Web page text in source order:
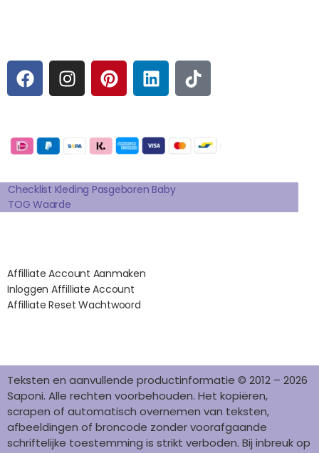
F
A
C
B
O
O
K
I
N
S
A
R
A
M
P
I
N
E
R
E
S
T
L
I
N
E
D
I
N
T
I
K
O
K
Checklist Kleding Pasgeboren Baby
TOG Waarde
Affilliate Account Aanmaken
Inloggen Affilliate Account
Affilliate Reset Wachtwoord
Teksten en aanvullende productinformatie © 2012 – 2026
Saponi. Alle rechten voorbehouden. Het kopiëren,
scrapen of automatisch overnemen van teksten,
afbeeldingen of broncode zonder voorafgaande
schriftelijke toestemming is strikt verboden. Bij inbreuk op